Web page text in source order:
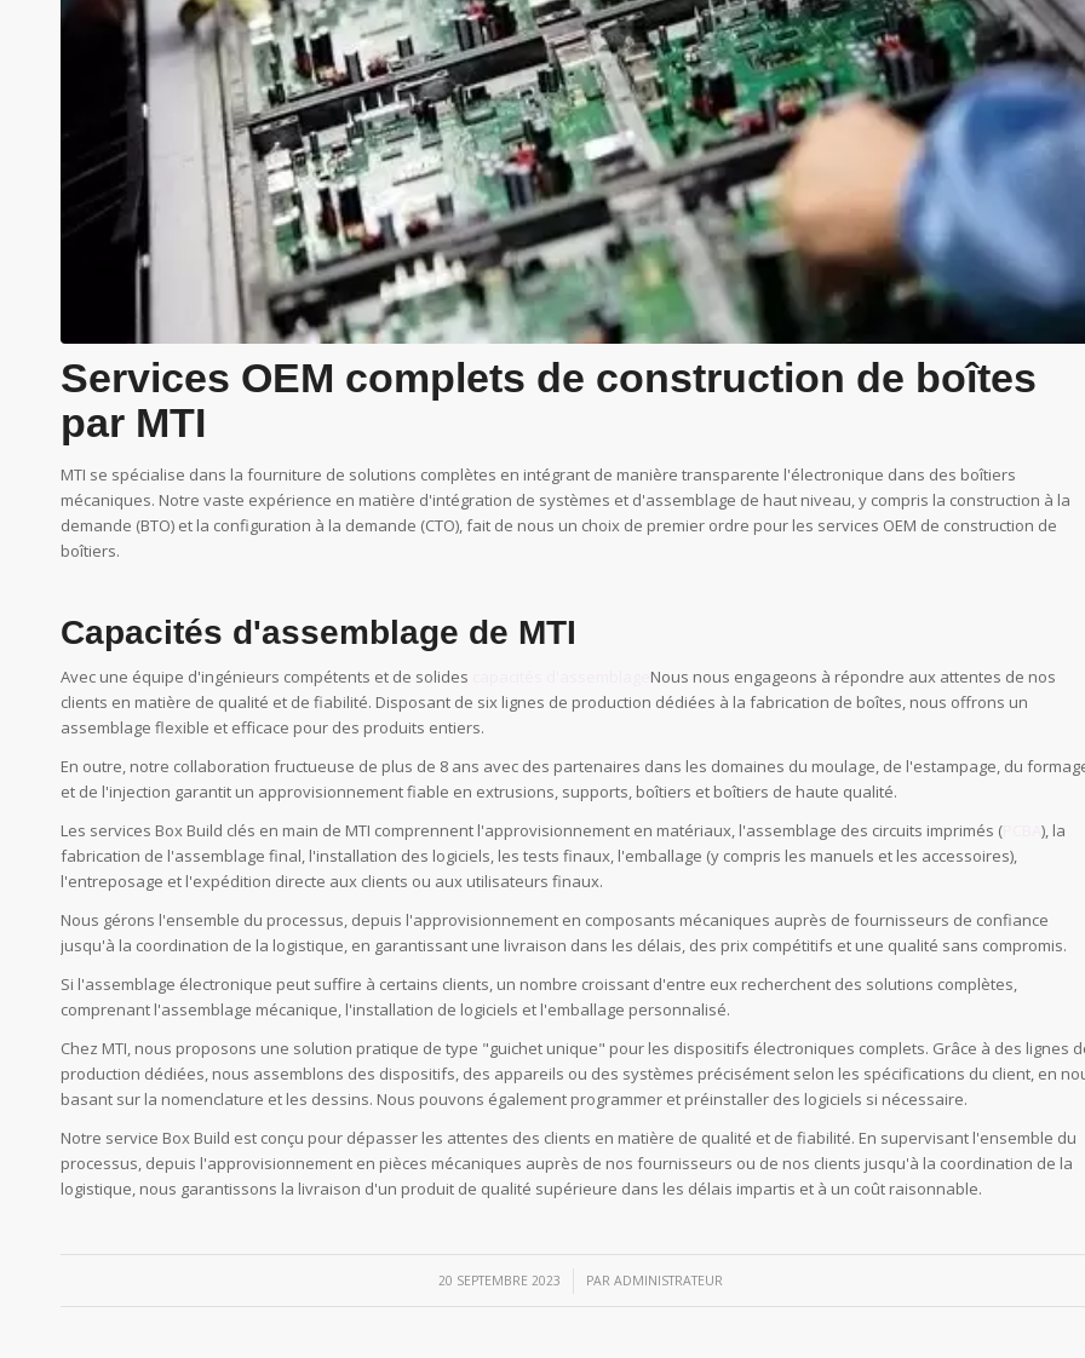
Services OEM complets de construction de boîtes
par MTI
MTI se spécialise dans la fourniture de solutions complètes en intégrant de manière transparente l'électronique dans des boîtiers
mécaniques. Notre vaste expérience en matière d'intégration de systèmes et d'assemblage de haut niveau, y compris la construction à la
demande (BTO) et la configuration à la demande (CTO), fait de nous un choix de premier ordre pour les services OEM de construction de
boîtiers.
Capacités d'assemblage de MTI
Avec une équipe d'ingénieurs compétents et de solides
Nous nous engageons à répondre aux attentes de nos
clients en matière de qualité et de fiabilité. Disposant de six lignes de production dédiées à la fabrication de boîtes, nous offrons un
assemblage flexible et efficace pour des produits entiers.
En outre, notre collaboration fructueuse de plus de 8 ans avec des partenaires dans les domaines du moulage, de l'estampage, du
et de l'injection garantit un approvisionnement fiable en extrusions, supports, boîtiers et boîtiers de haute qualité.
Les services Box Build clés en main de MTI comprennent l'approvisionnement en matériaux, l'assemblage des circuits imprimés (
), la
fabrication de l'assemblage final, l'installation des logiciels, les tests finaux, l'emballage (y compris les manuels et les accessoires),
l'entreposage et l'expédition directe aux clients ou aux utilisateurs finaux.
Nous gérons l'ensemble du processus, depuis l'approvisionnement en composants mécaniques auprès de fournisseurs de confiance
jusqu'à la coordination de la logistique, en garantissant une livraison dans les délais, des prix compétitifs et une qualité sans compromis.
Si l'assemblage électronique peut suffire à certains clients, un nombre croissant d'entre eux recherchent des solutions complètes,
comprenant l'assemblage mécanique, l'installation de logiciels et l'emballage personnalisé.
Chez MTI, nous proposons une solution pratique de type "guichet unique" pour les dispositifs électroniques complets. Grâce à des lignes
production dédiées, nous assemblons des dispositifs, des appareils ou des systèmes précisément selon les spécifications du client, en
basant sur la nomenclature et les dessins. Nous pouvons également programmer et préinstaller des logiciels si nécessaire.
Notre service Box Build est conçu pour dépasser les attentes des clients en matière de qualité et de fiabilité. En supervisant l'ensemble du
processus, depuis l'approvisionnement en pièces mécaniques auprès de nos fournisseurs ou de nos clients jusqu'à la coordination de la
logistique, nous garantissons la livraison d'un produit de qualité supérieure dans les délais impartis et à un coût raisonnable.
20 SEPTEMBRE 2023
/ PAR ADMINISTRATEUR